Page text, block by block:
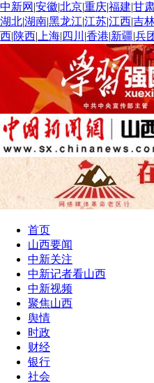
中新网 |安徽|北京|重庆|福建|甘
湖北|湖南|黑龙江|江苏|江西|吉
西|陕西| 上海| 四川 |香港|新疆|兵
首页
山西要闻
中新关注
中新记者看山西
中新视频
聚焦山西
舆情
时政
财经
银行
社会